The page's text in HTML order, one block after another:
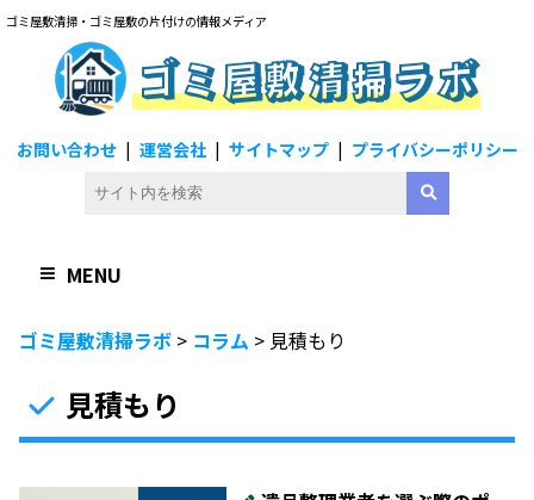
ゴミ屋敷清掃・ゴミ屋敷の片付けの情報メディア
ゴミ屋敷清掃ラボ
お問い合わせ 運営会社 サイトマップ プライバシーポリシー
MENU
ゴミ屋敷清掃ラボ > コラム > 見積もり
見積もり